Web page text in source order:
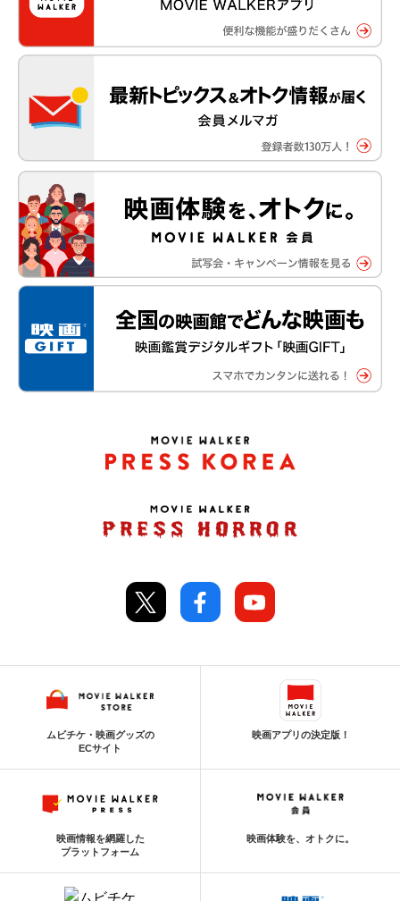
ムビチケ・映画グッズの
ECサイト
映画アプリの決定版！
映画情報を網羅した
プラットフォーム
映画体験を、オトクに。